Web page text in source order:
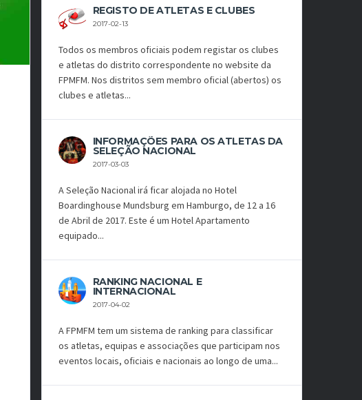
REGISTO DE ATLETAS E CLUBES
2017-02-13
Todos os membros oficiais podem registar os clubes
e atletas do distrito correspondente no website da
FPMFM. Nos distritos sem membro oficial (abertos) os
clubes e atletas...
INFORMAÇÕES PARA OS ATLETAS DA
SELEÇÃO NACIONAL
2017-03-03
A Seleção Nacional irá ficar alojada no Hotel
Boardinghouse Mundsburg em Hamburgo, de 12 a 16
de Abril de 2017. Este é um Hotel Apartamento
equipado...
RANKING NACIONAL E
INTERNACIONAL
2017-04-02
A FPMFM tem um sistema de ranking para classificar
os atletas, equipas e associações que participam nos
eventos locais, oficiais e nacionais ao longo de uma...